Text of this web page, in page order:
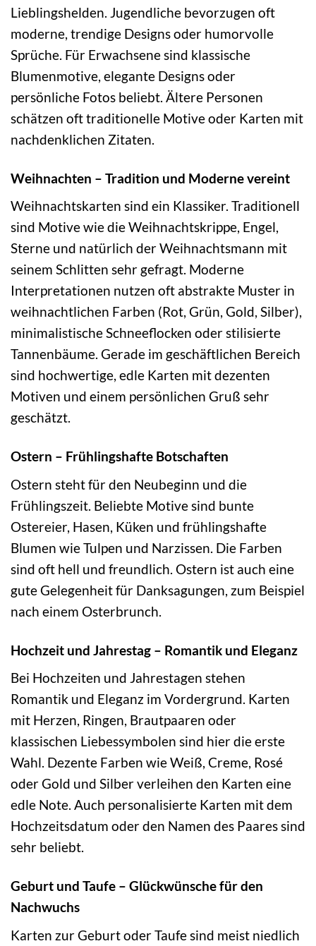
Lieblingshelden. Jugendliche bevorzugen oft
moderne, trendige Designs oder humorvolle
Sprüche. Für Erwachsene sind klassische
Blumenmotive, elegante Designs oder
persönliche Fotos beliebt. Ältere Personen
schätzen oft traditionelle Motive oder Karten mit
nachdenklichen Zitaten.
Weihnachten – Tradition und Moderne vereint
Weihnachtskarten sind ein Klassiker. Traditionell
sind Motive wie die Weihnachtskrippe, Engel,
Sterne und natürlich der Weihnachtsmann mit
seinem Schlitten sehr gefragt. Moderne
Interpretationen nutzen oft abstrakte Muster in
weihnachtlichen Farben (Rot, Grün, Gold, Silber),
minimalistische Schneeflocken oder stilisierte
Tannenbäume. Gerade im geschäftlichen Bereich
sind hochwertige, edle Karten mit dezenten
Motiven und einem persönlichen Gruß sehr
geschätzt.
Ostern – Frühlingshafte Botschaften
Ostern steht für den Neubeginn und die
Frühlingszeit. Beliebte Motive sind bunte
Ostereier, Hasen, Küken und frühlingshafte
Blumen wie Tulpen und Narzissen. Die Farben
sind oft hell und freundlich. Ostern ist auch eine
gute Gelegenheit für Danksagungen, zum Beispiel
nach einem Osterbrunch.
Hochzeit und Jahrestag – Romantik und Eleganz
Bei Hochzeiten und Jahrestagen stehen
Romantik und Eleganz im Vordergrund. Karten
mit Herzen, Ringen, Brautpaaren oder
klassischen Liebessymbolen sind hier die erste
Wahl. Dezente Farben wie Weiß, Creme, Rosé
oder Gold und Silber verleihen den Karten eine
edle Note. Auch personalisierte Karten mit dem
Hochzeitsdatum oder den Namen des Paares sind
sehr beliebt.
Geburt und Taufe – Glückwünsche für den
Nachwuchs
Karten zur Geburt oder Taufe sind meist niedlich